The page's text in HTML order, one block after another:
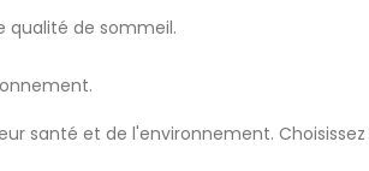
qualité de sommeil.
santé et de l'environnement.